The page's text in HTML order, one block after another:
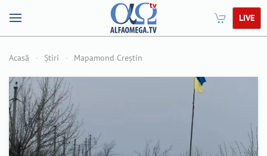
LIVE
Acasă Știri Mapamond Creștin